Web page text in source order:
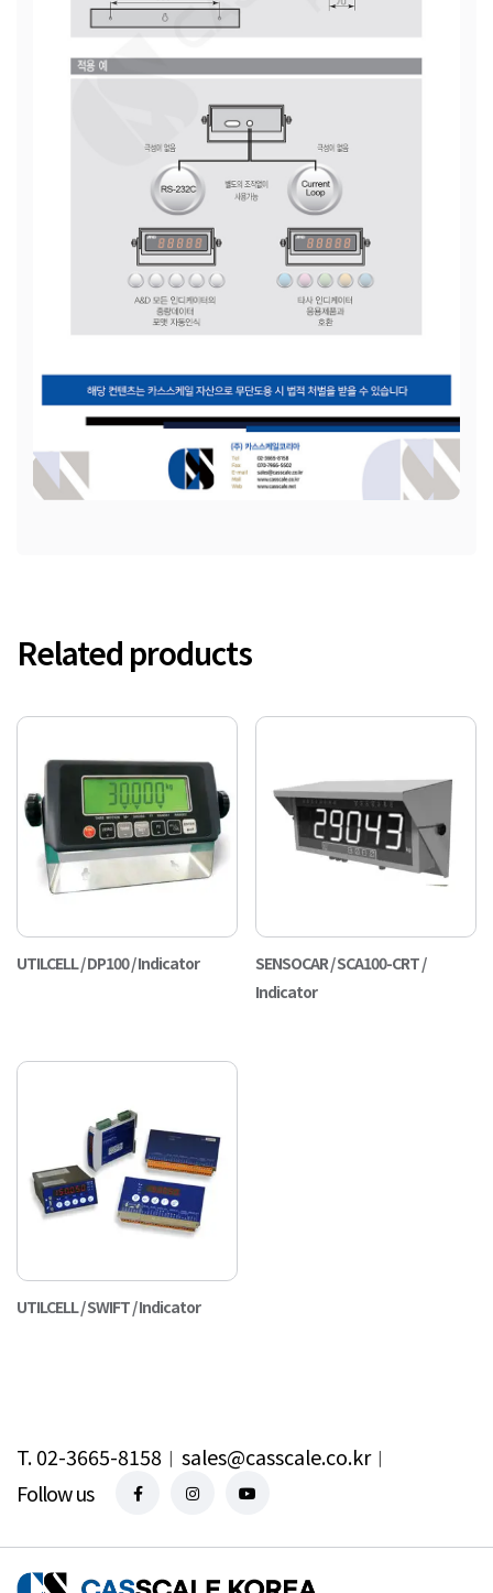
Related products
UTILCELL / DP100 / Indicator
SENSOCAR / SCA100-CRT /
Indicator
UTILCELL / SWIFT / Indicator
T. 02-3665-8158 ︱ sales@casscale.co.kr︱
Follow us